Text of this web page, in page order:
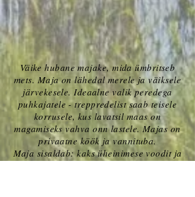
Väike hubane majake, mida ümbritseb
mets. Maja on lähedal merele ja väiksele
järvekesele. Ideaalne valik peredega
puhkajatele - treppredelist saab teisele
korrusele, kus lavatsil maas on
magamiseks vahva onn lastele. Majas on
privaatne köök ja vannituba.
Maja sisaldab: kaks üheinimese voodit ja